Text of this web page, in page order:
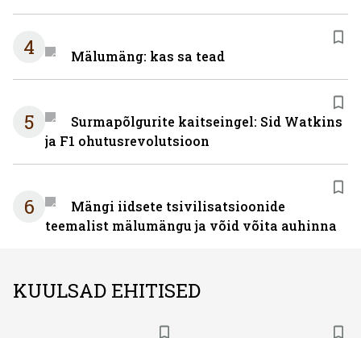
4 Mälumäng: kas sa tead
5
Surmapõlgurite kaitseingel: Sid Watkins
ja F1 ohutusrevolutsioon
6
Mängi iidsete tsivilisatsioonide
teemalist mälumängu ja võid võita auhinna
KUULSAD EHITISED